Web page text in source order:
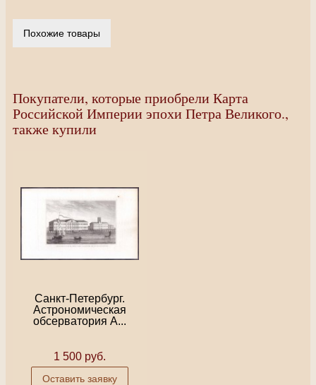
Похожие товары
Покупатели, которые приобрели Карта
Российской Империи эпохи Петра Великого.,
также купили
Санкт-Петербург.
Астрономическая
обсерватория А...
1 500 руб.
Оставить заявку